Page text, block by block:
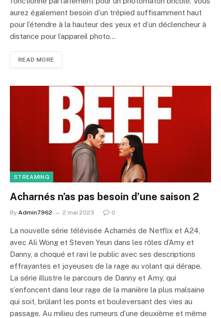
aurez également besoin d’un trépied suffisamment haut
pour l’étendre à la hauteur des yeux et d’un déclencheur à
distance pour l’appareil photo…
READ MORE
STREAMING
Acharnés n’as pas besoin d’une saison 2
By Admin7962 2 mai 2023 0
La nouvelle série télévisée Acharnés de Netflix et A24,
avec Ali Wong et Steven Yeun dans les rôles d’Amy et
Danny, a choqué et ravi le public avec ses descriptions
effrayantes et joyeuses de la rage au volant qui dérape.
La série illustre le parcours de Danny et Amy, qui
s’enfoncent dans leur rage de la manière la plus malsaine
qui soit, brûlant les ponts et bouleversant des vies au
passage. Au milieu des rumeurs d’une deuxième et même